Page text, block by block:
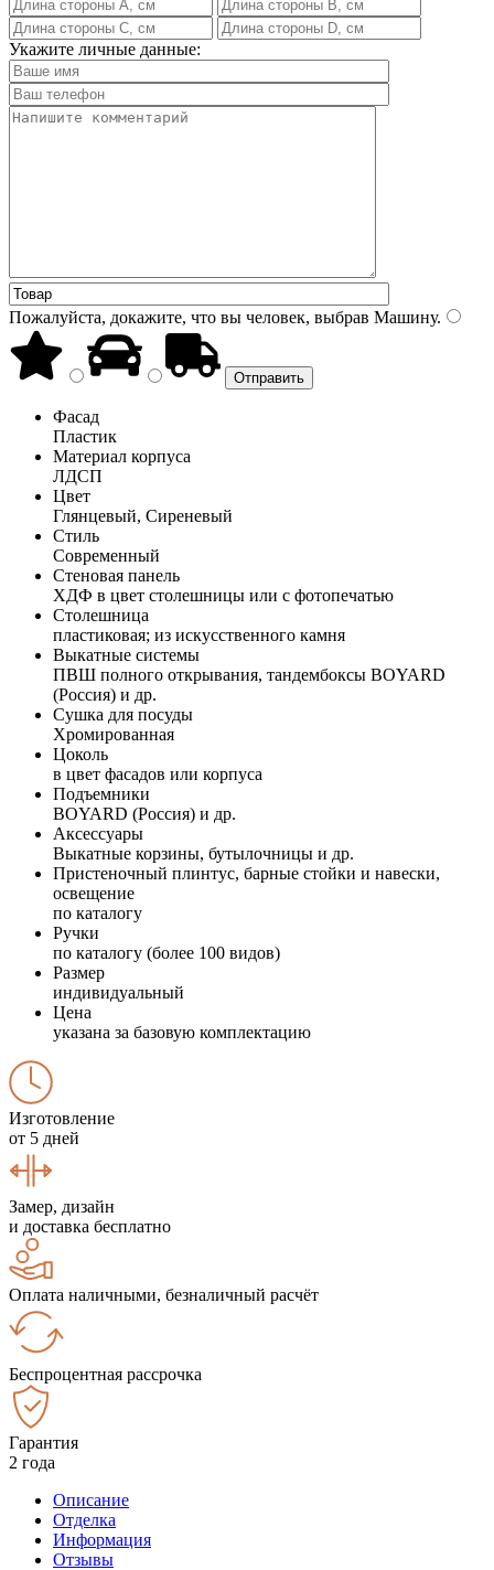
Укажите личные данные:
Пожалуйста, докажите, что вы человек, выбрав Машину.
Фасад
Пластик
Материал корпуса
ЛДСП
Цвет
Глянцевый, Сиреневый
Стиль
Современный
Стеновая панель
ХДФ в цвет столешницы или с фотопечатью
Столешница
пластиковая; из искусственного камня
Выкатные системы
ПВШ полного открывания, тандембоксы BOYARD
(Россия) и др.
Сушка для посуды
Хромированная
Цоколь
в цвет фасадов или корпуса
Подъемники
BOYARD (Россия) и др.
Аксессуары
Выкатные корзины, бутылочницы и др.
Пристеночный плинтус, барные стойки и навески,
освещение
по каталогу
Ручки
по каталогу (более 100 видов)
Размер
индивидуальный
Цена
указана за базовую комплектацию
Изготовление
от 5 дней
Замер, дизайн
и доставка бесплатно
Оплата наличными, безналичный расчёт
Беспроцентная рассрочка
Гарантия
2 года
Описание
Отделка
Информация
Отзывы